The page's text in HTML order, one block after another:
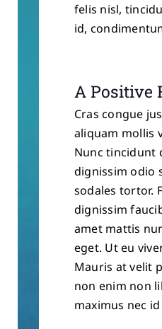
felis nisl,
id,
A Positive
Cras congue
aliquam mollis
Nunc tincidunt
dignissim odio
sodales tortor.
dignissim
amet mattis
eget. Ut eu
Mauris at velit
non enim non
maximus nec id